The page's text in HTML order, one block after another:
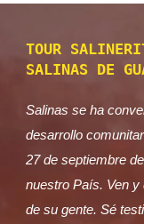
una
descubrir el
Salinas de
TOUR
SALINAS DE
Salinas se ha
desarrollo
27 de septiembre
nuestro País. Ven
de su gente. Sé